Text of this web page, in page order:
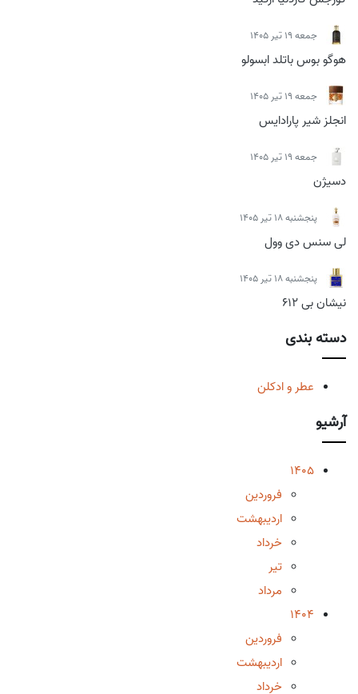
جمعه 19 تیر 1405
هوگو بوس باتلد ابسولو
جمعه 19 تیر 1405
انجلز شیر پارادایس
جمعه 19 تیر 1405
دسیژن
پنجشنبه 18 تیر 1405
لی سنس دی وول
پنجشنبه 18 تیر 1405
نیشان بی 612
دسته بندی
عطر و ادکلن
آرشیو
1405
فروردین
اردیبهشت
خرداد
تیر
مرداد
1404
فروردین
اردیبهشت
خرداد